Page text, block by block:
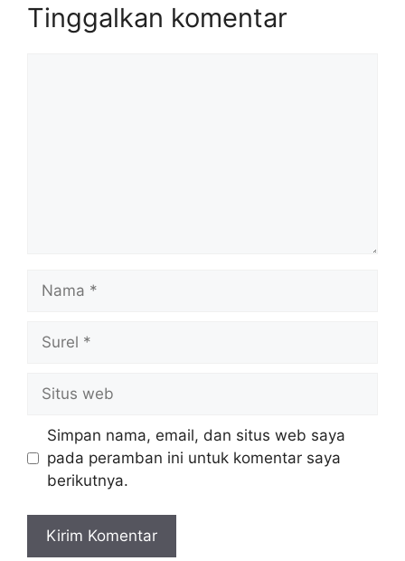
Tinggalkan komentar
web
Simpan nama, email, dan situs web saya
pada peramban ini untuk komentar saya
berikutnya.